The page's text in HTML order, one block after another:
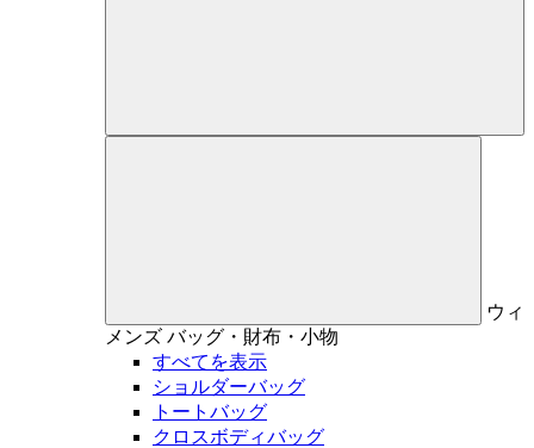
ウィ
メンズ バッグ・財布・小物
すべてを表示
ショルダーバッグ
トートバッグ
クロスボディバッグ